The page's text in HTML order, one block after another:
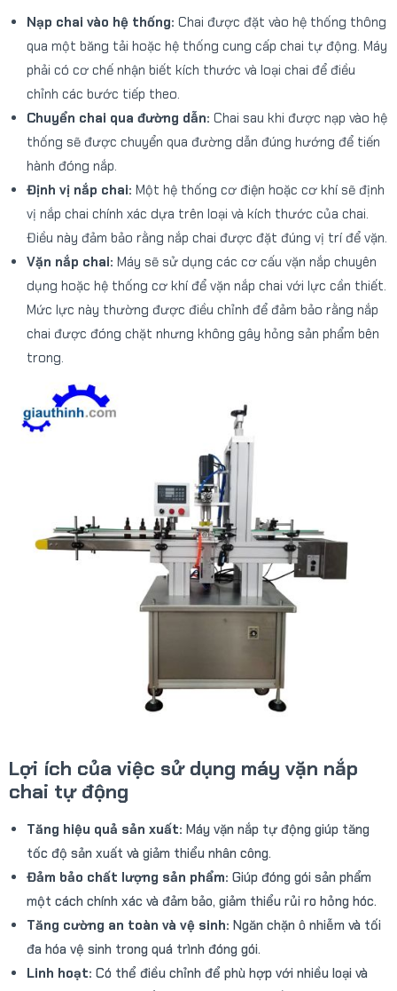
Nạp chai vào hệ thống: Chai được đặt vào hệ thống thông
qua một băng tải hoặc hệ thống cung cấp chai tự động. Máy
phải có cơ chế nhận biết kích thước và loại chai để điều
chỉnh các bước tiếp theo.
Chuyển chai qua đường dẫn: Chai sau khi được nạp vào hệ
thống sẽ được chuyển qua đường dẫn đúng hướng để tiến
hành đóng nắp.
Định vị nắp chai: Một hệ thống cơ điện hoặc cơ khí sẽ định
vị nắp chai chính xác dựa trên loại và kích thước của chai.
Điều này đảm bảo rằng nắp chai được đặt đúng vị trí để vặn.
Vặn nắp chai: Máy sẽ sử dụng các cơ cấu vặn nắp chuyên
dụng hoặc hệ thống cơ khí để vặn nắp chai với lực cần thiết.
Mức lực này thường được điều chỉnh để đảm bảo rằng nắp
chai được đóng chặt nhưng không gây hỏng sản phẩm bên
trong.
Lợi ích của việc sử dụng máy vặn nắp
chai tự động
Tăng hiệu quả sản xuất: Máy vặn nắp tự động giúp tăng
tốc độ sản xuất và giảm thiểu nhân công.
Đảm bảo chất lượng sản phẩm: Giúp đóng gói sản phẩm
một cách chính xác và đảm bảo, giảm thiểu rủi ro hỏng hóc.
Tăng cường an toàn và vệ sinh: Ngăn chặn ô nhiễm và tối
đa hóa vệ sinh trong quá trình đóng gói.
Linh hoạt: Có thể điều chỉnh để phù hợp với nhiều loại và